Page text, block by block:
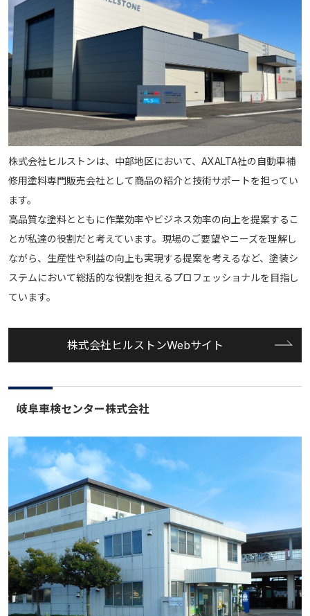
株式会社ヒルストンは、中部地区において、AXALTA社の自動車補
修用塗料専門販売会社として商品の紹介と技術サポートを担ってい
ます。
高品質な塗料とともに作業効率やビジネス効率の向上を提案するこ
とが私達の役割だと考えています。現場のご要望やニーズを理解し
ながら、生産性や利益の向上も実現する提案を考えるなど、塗装シ
ステムにおいて総括的な役割を担えるプロフェッショナルを目指し
ています。
株式会社ヒルストンWebサイト
岐阜車検センター株式会社